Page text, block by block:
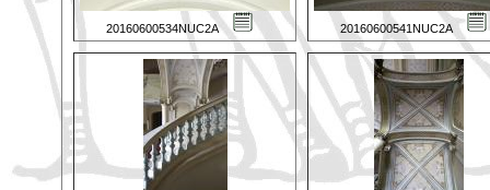
20160600534NUC2A 20160600541NUC2A